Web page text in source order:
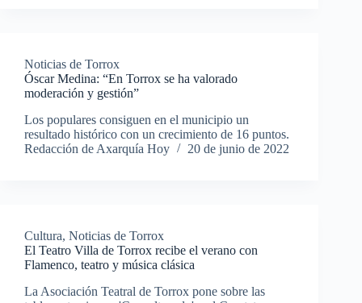
Noticias de Torrox
Óscar Medina: “En Torrox se ha valorado
moderación y gestión”
Los populares consiguen en el municipio un
resultado histórico con un crecimiento de 16 puntos.
Redacción de Axarquía Hoy
20 de junio de 2022
Cultura, Noticias de Torrox
El Teatro Villa de Torrox recibe el verano con
Flamenco, teatro y música clásica
La Asociación Teatral de Torrox pone sobre las